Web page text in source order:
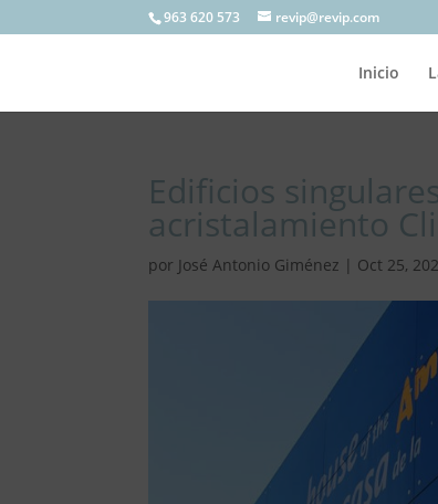
963 620 573 revip@revip.com
Inicio
Edificios
acristalamiento
por José Antonio Giménez | Oct 25,